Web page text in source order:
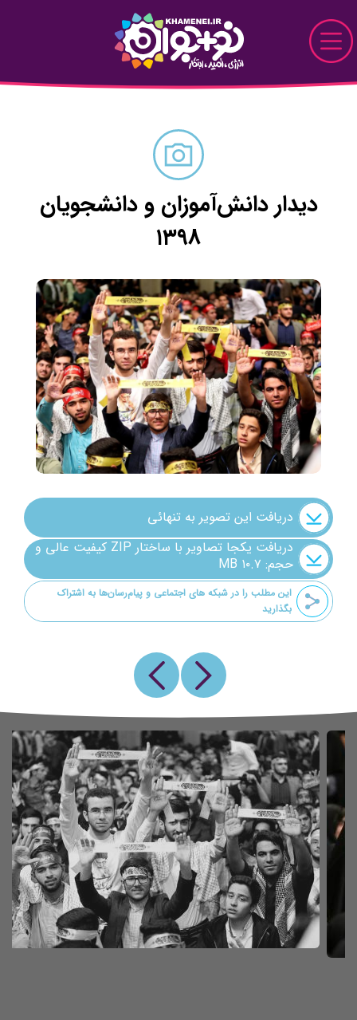
Skip to Main Content
قاب
خواندنی
تماشایی
شنیدنی
+ما
جستجو
جستجو
دیدار دانش‌آموزان و دانشجویان
۱۳۹۸
دریافت این تصویر به تنهائی
دریافت یکجا تصاویر با ساختار ZIP کیفیت عالی و
حجم: ۱۰.۷ MB
این مطلب را در شبکه های اجتماعی و پیام‌رسان‌ها به اشتراک
بگذارید